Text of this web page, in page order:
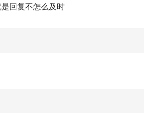
回复不怎么及时